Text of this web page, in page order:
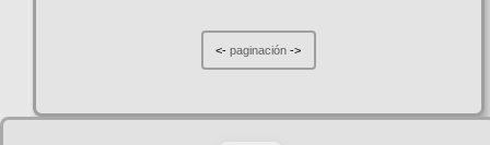
<-paginación ->